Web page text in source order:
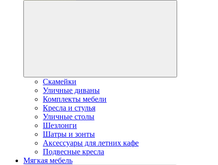
Скамейки
Уличные диваны
Комплекты мебели
Кресла и стулья
Уличные столы
Шезлонги
Шатры и зонты
Аксессуары для летних кафе
Подвесные кресла
Мягкая мебель